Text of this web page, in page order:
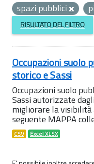
spazi pubblici
RISULTATO DEL FILTRO
Occupazioni suolo
storico e Sassi
Occupazioni suolo
Sassi autorizzate
migliorare la
seguente MAPPA
CSV Excel XLSX